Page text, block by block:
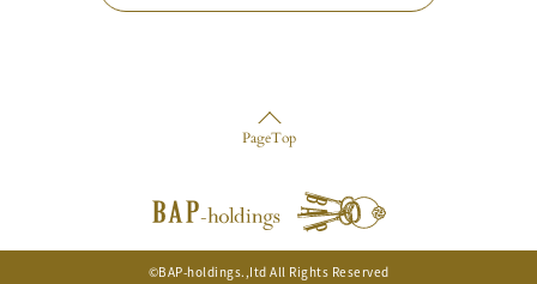
PageTop
©BAP-holdings.,Itd All Rights Reserved